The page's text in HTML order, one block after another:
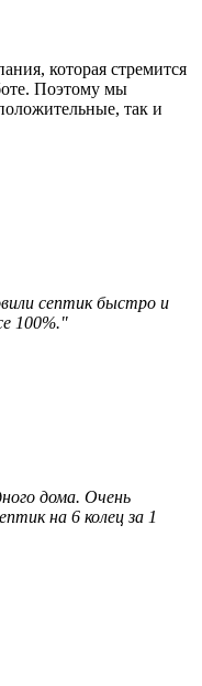
которая стремится
Поэтому мы
так и
септик быстро и
100%."
дома. Очень
на 6 колец за 1